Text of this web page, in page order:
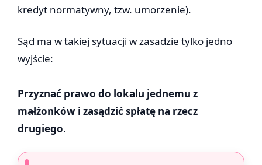
kredyt normatywny, tzw. umorzenie).
Sąd ma w takiej sytuacji w zasadzie tylko jedno
wyjście:
Przyznać prawo do lokalu jednemu z
małżonków i zasądzić spłatę na rzecz
drugiego.